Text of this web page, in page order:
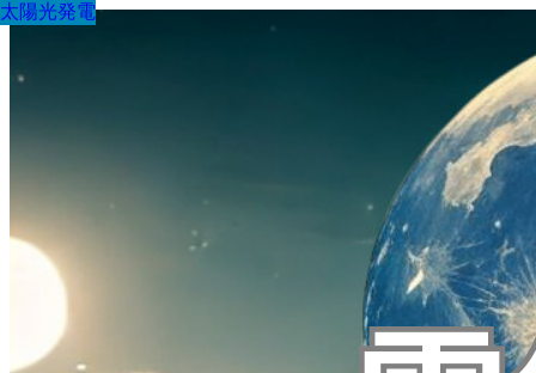
太陽光発電
太陽光発電
太陽光発電
太陽光発電
太陽光発電
太陽光発電
太陽光発電
太陽光発電
太陽光発電